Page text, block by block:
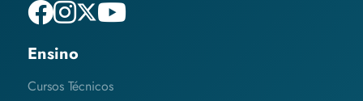
Ensino
Cursos Técnicos